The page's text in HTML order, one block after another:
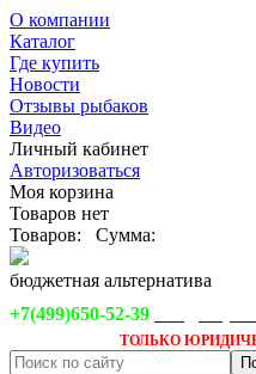
О компании
Каталог
Где купить
Новости
Отзывы рыбаков
Видео
Личный кабинет
Авторизоваться
Моя корзина
Товаров нет
Товаров:
Сумма:
бюджетная альтернатива
+7(499)650-52-39
ТОЛЬКО